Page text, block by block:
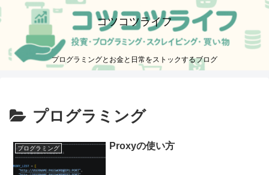
コツコツライフ
プログラミングとお金と日常をストックするブログ
プログラミング
プログラミング Proxyの使い方